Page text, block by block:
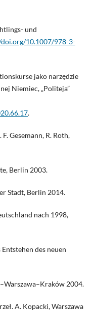
und
10.1007/978-3-
jako narzędzie
Niemiec, „Politeja”
.
Gesemann, R. Roth,
Berlin 2003.
Stadt, Berlin 2014.
nach 1998,
des neuen
2004.
A. Kopacki, Warszawa